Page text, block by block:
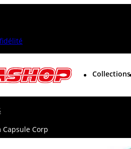
Collections
Corp